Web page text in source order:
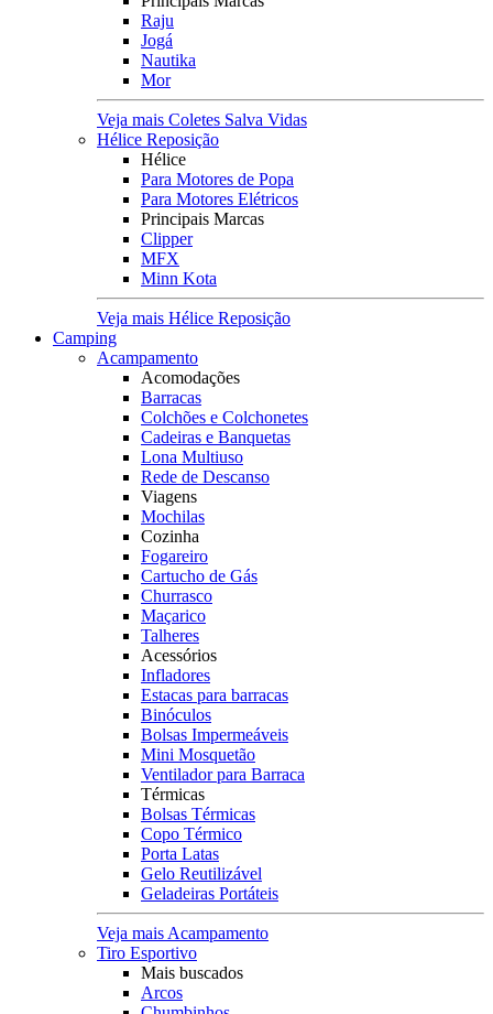
Raju
Jogá
Nautika
Mor
Veja mais Coletes Salva Vidas
Hélice Reposição
Hélice
Para Motores de Popa
Para Motores Elétricos
Principais Marcas
Clipper
MFX
Minn Kota
Veja mais Hélice Reposição
Camping
Acampamento
Acomodações
Barracas
Colchões e Colchonetes
Cadeiras e Banquetas
Lona Multiuso
Rede de Descanso
Viagens
Mochilas
Cozinha
Fogareiro
Cartucho de Gás
Churrasco
Maçarico
Talheres
Acessórios
Infladores
Estacas para barracas
Binóculos
Bolsas Impermeáveis
Mini Mosquetão
Ventilador para Barraca
Térmicas
Bolsas Térmicas
Copo Térmico
Porta Latas
Gelo Reutilizável
Geladeiras Portáteis
Veja mais Acampamento
Tiro Esportivo
Mais buscados
Arcos